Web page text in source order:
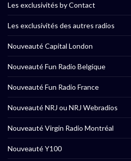
Les exclusivités by Contact
Les exclusivités des autres radios
Nouveauté Capital London
Nouveauté Fun Radio Belgique
Nouveauté Fun Radio France
Nouveauté NRJ ou NRJ Webradios
Nouveauté Virgin Radio Montréal
Nouveauté Y100